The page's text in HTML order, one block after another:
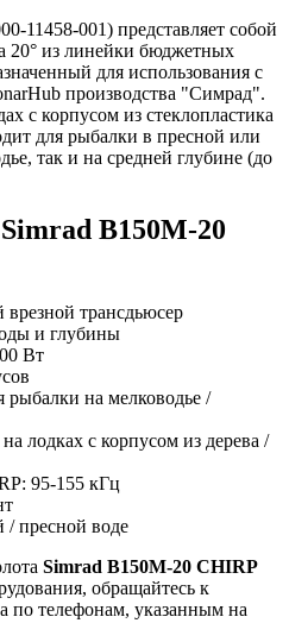
11458-001) представляет собой
20° из линейки бюджетных
для использования с
производства "Симрад".
с корпусом из стеклопластика
для рыбалки в пресной или
так и на средней глубине (до
B150M-20
трансдьюсер
и глубины
Вт
рыбалки на мелководье /
лодках с корпусом из дерева /
95-155 кГц
/ пресной воде
Simrad B150M-20 CHIRP
обращайтесь к
по телефонам, указанным на